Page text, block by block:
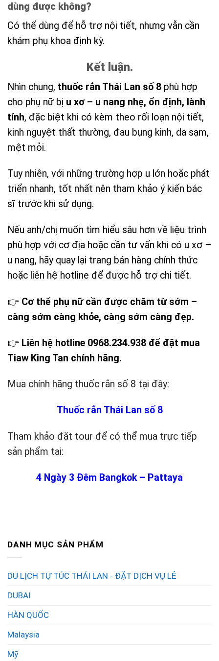
dùng được không?
Có thể dùng để hỗ trợ nội tiết, nhưng vẫn cần
khám phụ khoa định kỳ.
Kết luận.
Nhìn chung, thuốc rắn Thái Lan số 8 phù hợp
cho phụ nữ bị u xơ – u nang nhẹ, ổn định, lành
tính, đặc biệt khi có kèm theo rối loạn nội tiết,
kinh nguyệt thất thường, đau bụng kinh, da sạm,
mệt mỏi.
Tuy nhiên, với những trường hợp u lớn hoặc phát
triển nhanh, tốt nhất nên tham khảo ý kiến bác
sĩ trước khi sử dụng.
Nếu anh/chị muốn tìm hiểu sâu hơn về liệu trình
phù hợp với cơ địa hoặc cần tư vấn khi có u xơ –
u nang, hãy quay lại trang bán hàng chính thức
hoặc liên hệ hotline để được hỗ trợ chi tiết.
👉 Cơ thể phụ nữ cần được chăm từ sớm –
càng sớm càng khỏe, càng sớm càng đẹp.
👉 Liên hệ hotline 0968.234.938 để đặt mua
Tiaw King Tan chính hãng.
Mua chính hãng thuốc rắn số 8 tại đây:
Thuốc rắn Thái Lan số 8
Tham khảo đặt tour để có thể mua trực tiếp
sản phẩm tại:
4 Ngày 3 Đêm Bangkok – Pattaya
DANH MỤC SẢN PHẨM
DU LỊCH TỰ TÚC THÁI LAN - ĐẶT DỊCH VỤ LẺ
DUBAI
HÀN QUỐC
Malaysia
Mỹ